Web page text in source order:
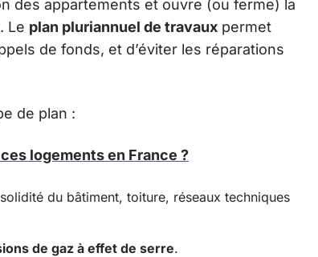
des appartements et ouvre (ou ferme) la
. Le plan pluriannuel de travaux permet
de fonds, et d’éviter les réparations
de plan :
logements en France ?
du bâtiment, toiture, réseaux techniques
de gaz à effet de serre.